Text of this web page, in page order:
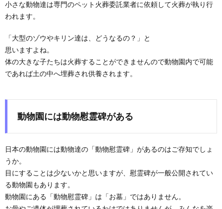
小さな動物達は専門のペット火葬委託業者に依頼して火葬が執り行
われます。
「大型のゾウやキリン達は、どうなるの？」と
思いますよね。
体の大きな子たちは火葬することができませんので動物園内で可能
であれば土の中へ埋葬され供養されます。
動物園には動物慰霊碑がある
日本の動物園には動物達の「動物慰霊碑」があるのはご存知でしょ
うか。
目にすることは少ないかと思いますが、慰霊碑が一般公開されてい
る動物園もあります。
動物園にある「動物慰霊碑」は「お墓」ではありません。